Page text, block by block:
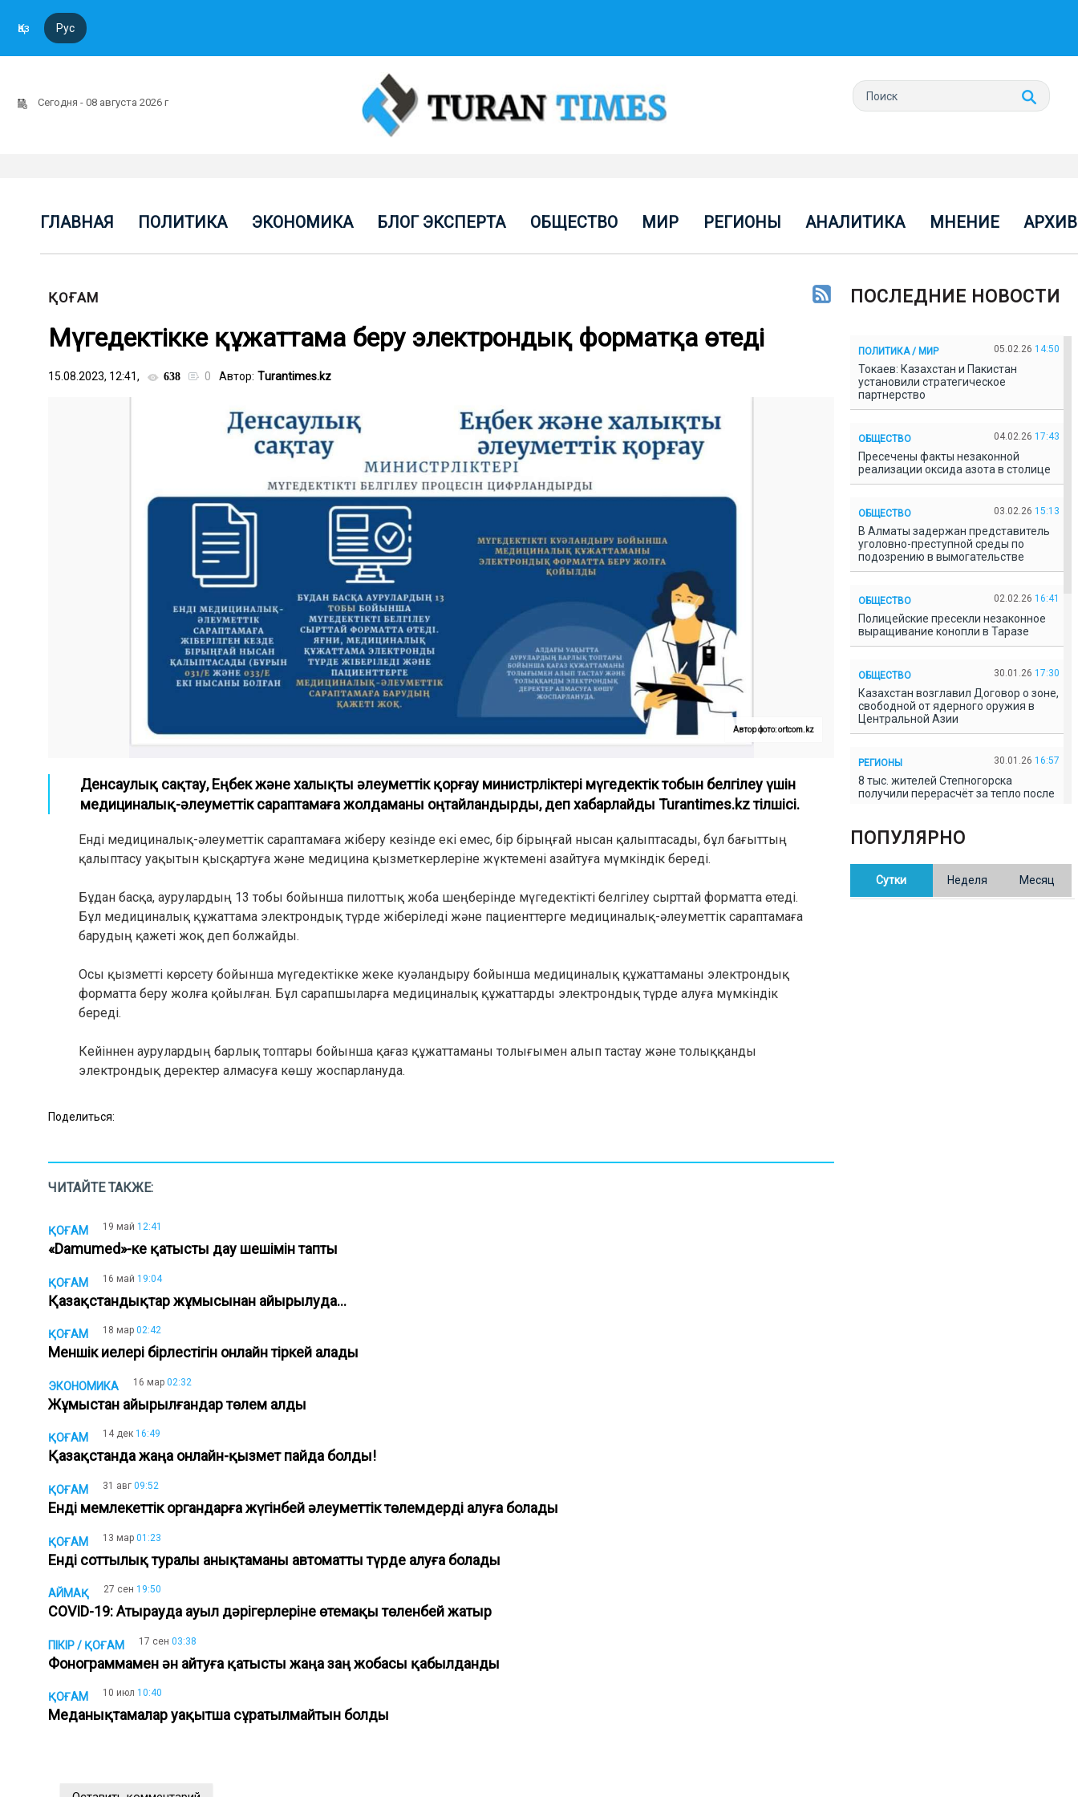
Қаз Рус
Сегодня - 08 августа 2026 г
ГЛАВНАЯ ПОЛИТИКА ЭКОНОМИКА БЛОГ ЭКСПЕРТА ОБЩЕСТВО МИР РЕГИОНЫ АНАЛИТИКА МНЕНИЕ АРХИВ
ҚОҒАМ
Мүгедектікке құжаттама беру электрондық форматқа өтеді
15.08.2023, 12:41, 638 0 Автор: Тurantimes.kz
Автор фото: ortcom.kz
Денсаулық сақтау, Еңбек және халықты әлеуметтік қорғау министрліктері мүгедектік тобын белгілеу үшін
медициналық-әлеуметтік сараптамаға жолдаманы оңтайландырды, деп хабарлайды Turantimes.kz тілшісі.
Енді медициналық-әлеуметтік сараптамаға жіберу кезінде екі емес, бір бірыңғай нысан қалыптасады, бұл бағыттың
қалыптасу уақытын қысқартуға және медицина қызметкерлеріне жүктемені азайтуға мүмкіндік береді.
Бұдан басқа, аурулардың 13 тобы бойынша пилоттық жоба шеңберінде мүгедектікті белгілеу сырттай форматта өтеді.
Бұл медициналық құжаттама электрондық түрде жіберіледі және пациенттерге медициналық-әлеуметтік сараптамаға
барудың қажеті жоқ деп болжайды.
Осы қызметті көрсету бойынша мүгедектікке жеке куәландыру бойынша медициналық құжаттаманы электрондық
форматта беру жолға қойылған. Бұл сарапшыларға медициналық құжаттарды электрондық түрде алуға мүмкіндік
береді.
Кейіннен аурулардың барлық топтары бойынша қағаз құжаттаманы толығымен алып тастау және толыққанды
электрондық деректер алмасуға көшу жоспарлануда.
Поделиться:
ЧИТАЙТЕ ТАКЖЕ:
ҚОҒАМ 19 май 12:41
«Damumed»-ке қатысты дау шешімін тапты
ҚОҒАМ 16 май 19:04
Қазақстандықтар жұмысынан айырылуда...
ҚОҒАМ 18 мар 02:42
Меншік иелері бірлестігін онлайн тіркей алады
ЭКОНОМИКА 16 мар 02:32
Жұмыстан айырылғандар төлем алды
ҚОҒАМ 14 дек 16:49
Қазақстанда жаңа онлайн-қызмет пайда болды!
ҚОҒАМ 31 авг 09:52
Енді мемлекеттік органдарға жүгінбей әлеуметтік төлемдерді алуға болады
ҚОҒАМ 13 мар 01:23
Енді соттылық туралы анықтаманы автоматты түрде алуға болады
АЙМАҚ 27 сен 19:50
COVID-19: Атырауда ауыл дәрігерлеріне өтемақы төленбей жатыр
ПІКІР / ҚОҒАМ 17 сен 03:38
Фонограммамен ән айтуға қатысты жаңа заң жобасы қабылданды
ҚОҒАМ 10 июл 10:40
Меданықтамалар уақытша сұратылмайтын болды
ПОСЛЕДНИЕ НОВОСТИ
ПОЛИТИКА / МИР 05.02.26 14:50
Токаев: Казахстан и Пакистан
установили стратегическое
партнерство
ОБЩЕСТВО 04.02.26 17:43
Пресечены факты незаконной
реализации оксида азота в столице
ОБЩЕСТВО 03.02.26 15:13
В Алматы задержан представитель
уголовно-преступной среды по
подозрению в вымогательстве
ОБЩЕСТВО 02.02.26 16:41
Полицейские пресекли незаконное
выращивание конопли в Таразе
ОБЩЕСТВО 30.01.26 17:30
Казахстан возглавил Договор о зоне,
свободной от ядерного оружия в
Центральной Азии
РЕГИОНЫ 30.01.26 16:57
8 тыс. жителей Степногорска
получили перерасчёт за тепло после
В Казахстане готовят новую
редакцию Конституции: меняется
ПОПУЛЯРНО
Сутки Неделя Месяц